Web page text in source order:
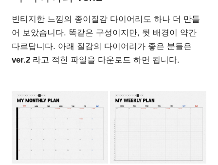
빈티지한 느낌의 종이질감 다이어리도 하나 더 만들
어 보았습니다. 똑같은 구성이지만, 뒷 배경이 약간
다르답니다. 아래 질감의 다이어리가 좋은 분들은
ver.2 라고 적힌 파일을 다운로드 하면 됩니다.